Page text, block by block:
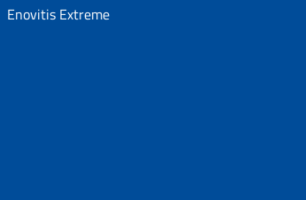
Enovitis Extreme